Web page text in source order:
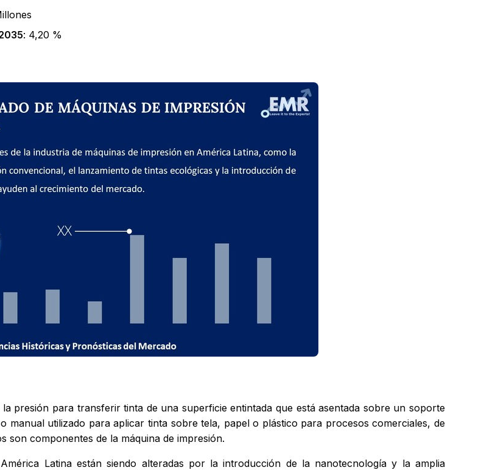
: 4,20 %
presión para transferir tinta de una superficie entintada que está asentada sobre un soporte
manual utilizado para aplicar tinta sobre tela, papel o plástico para procesos comerciales, de
son componentes de la máquina de impresión.
Latina están siendo alteradas por la introducción de la nanotecnología y la amplia